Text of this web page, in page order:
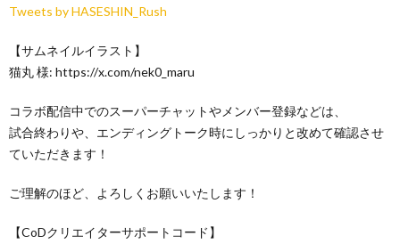
Tweets by HASESHIN_Rush
【サムネイルイラスト】
猫丸 様: https://x.com/nek0_maru
コラボ配信中でのスーパーチャットやメンバー登録などは、
試合終わりや、エンディングトーク時にしっかりと改めて確認させ
ていただきます！
ご理解のほど、よろしくお願いいたします！
【CoDクリエイターサポートコード】